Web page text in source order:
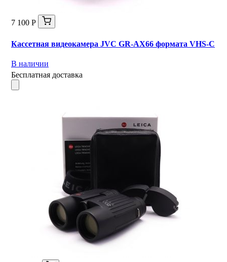
7 100 Р
Кассетная видеокамера JVC GR-AX66 формата VHS-C
В наличии
Бесплатная доставка